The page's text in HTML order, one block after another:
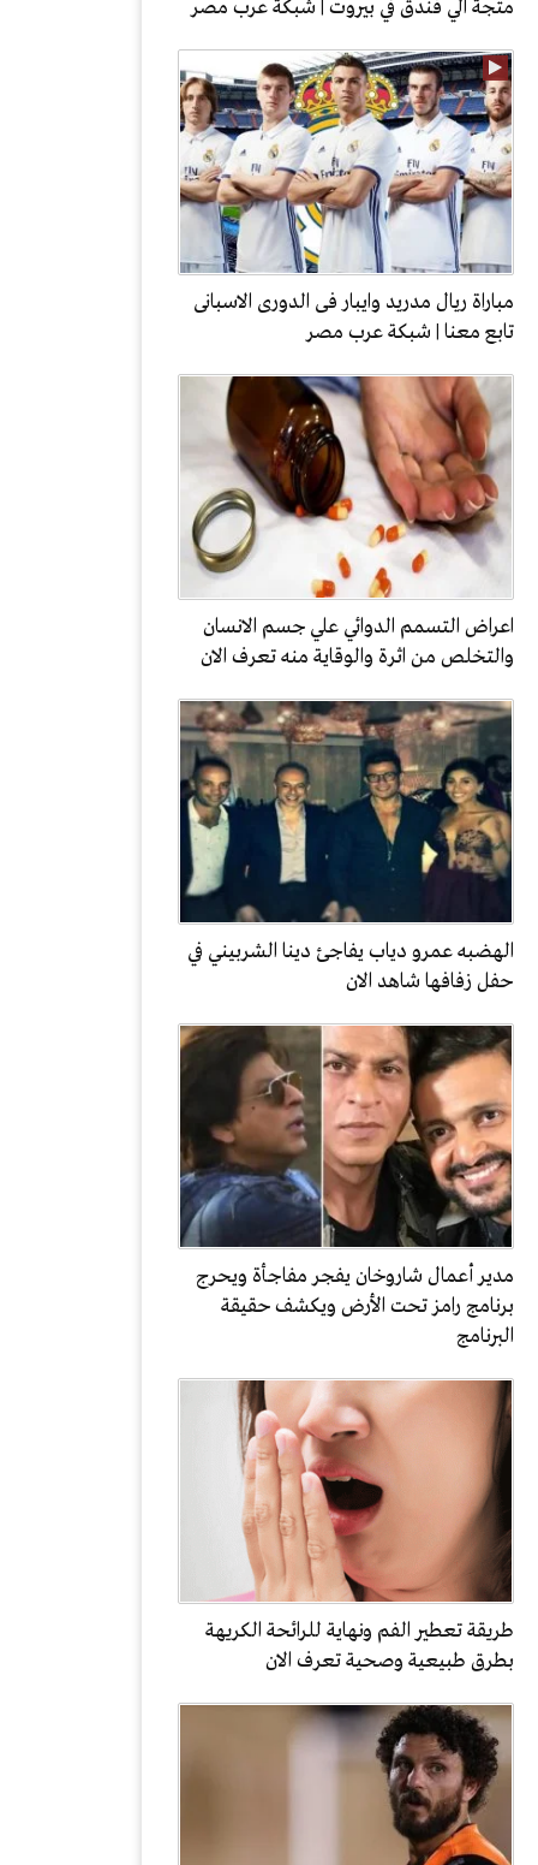
متجة الي فندق في بيروت | شبكة عرب مصر
مباراة ريال مدريد وايبار فى الدورى الاسبانى
تابع معنا | شبكة عرب مصر
اعراض التسمم الدوائي علي جسم الانسان
والتخلص من اثرة والوقاية منه تعرف الان
الهضبه عمرو دياب يفاجئ دينا الشربيني في
حفل زفافها شاهد الان
مدير أعمال شاروخان يفجر مفاجأة ويحرج
برنامج رامز تحت الأرض ويكشف حقيقة
البرنامج
طريقة تعطير الفم ونهاية للرائحة الكريهة
بطرق طبيعية وصحية تعرف الان